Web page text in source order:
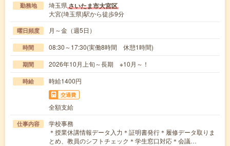
勤務地 埼玉県さいたま市大宮区
大宮(埼玉県)駅から徒歩9分
曜日頻度 月～金（週5日）
時間 08:30～17:30(実働8時間 休憩1時間)
期間 2026年10月上旬～長期 ※10月～！
時給 時給1400円
交通費
全額支給
仕事内容
学校事務
＊授業休講情報データ入力＊証明書発行＊履修データ取りま
とめ、教員のシフトチェック＊学生窓口対応＊会議…